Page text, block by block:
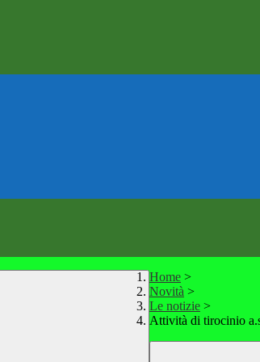
Home >
Novità >
Le notizie >
Attività di tirocinio